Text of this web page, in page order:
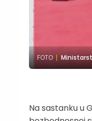
FOTO
Na sastanku u